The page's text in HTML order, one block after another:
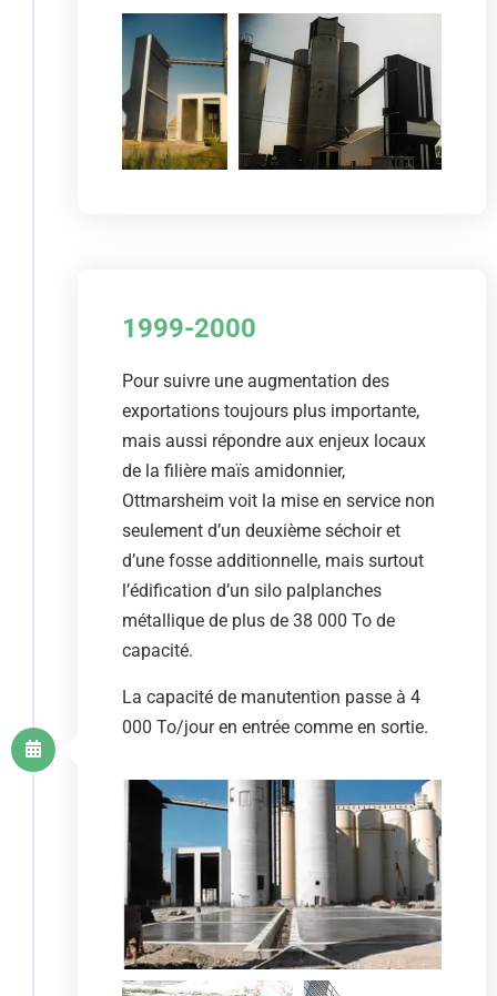
1999-2000
Pour suivre une augmentation des
exportations toujours plus importante,
mais aussi répondre aux enjeux locaux
de la filière maïs amidonnier,
Ottmarsheim voit la mise en service non
seulement d’un deuxième séchoir et
d’une fosse additionnelle, mais surtout
l’édification d’un silo palplanches
métallique de plus de 38 000 To de
capacité.
La capacité de manutention passe à 4
000 To/jour en entrée comme en sortie.